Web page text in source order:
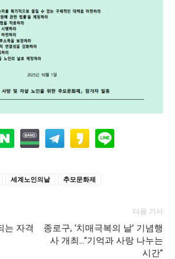
세계노인의날 추모문화제
는 자격
다음 기사
종로구, ‘치매극복의 날’ 기념행
사 개최…“기억과 사랑 나누는
시간”